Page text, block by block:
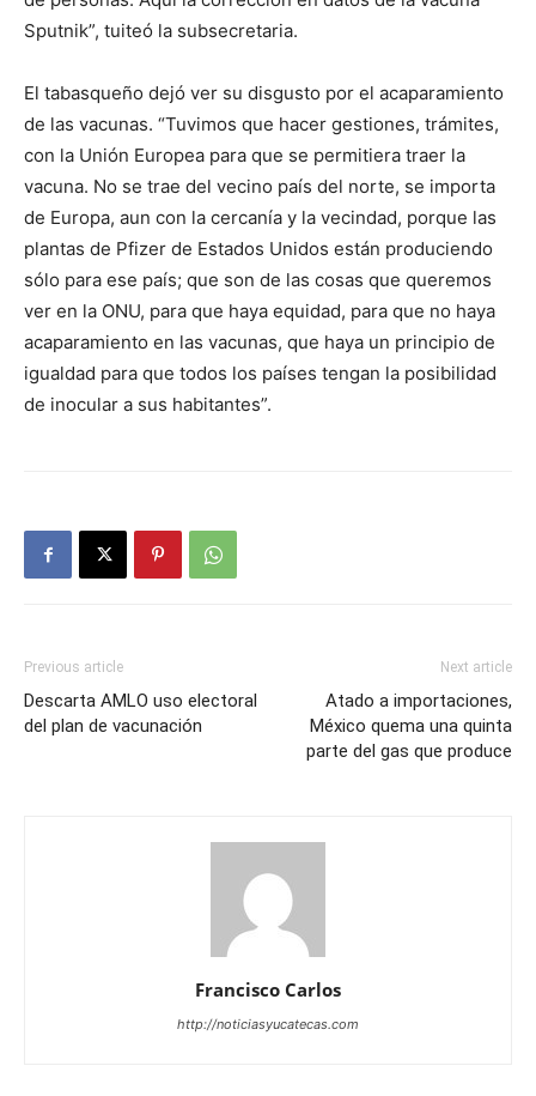
Sputnik”, tuiteó la subsecretaria.
El tabasqueño dejó ver su disgusto por el acaparamiento
de las vacunas. “Tuvimos que hacer gestiones, trámites,
con la Unión Europea para que se permitiera traer la
vacuna. No se trae del vecino país del norte, se importa
de Europa, aun con la cercanía y la vecindad, porque las
plantas de Pfizer de Estados Unidos están produciendo
sólo para ese país; que son de las cosas que queremos
ver en la ONU, para que haya equidad, para que no haya
acaparamiento en las vacunas, que haya un principio de
igualdad para que todos los países tengan la posibilidad
de inocular a sus habitantes”.
Previous article
Descarta AMLO uso electoral
del plan de vacunación
Next article
Atado a importaciones,
México quema una quinta
parte del gas que produce
Francisco Carlos
http://noticiasyucatecas.com